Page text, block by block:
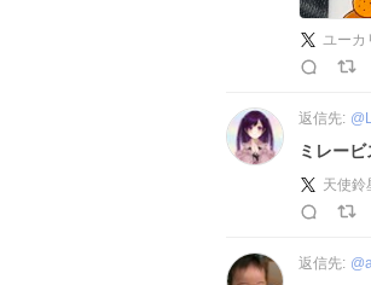
ユー
返信先: @
ミレービ
天使鈴
返信先: @